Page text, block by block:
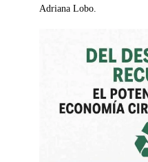
Adriana Lobo.